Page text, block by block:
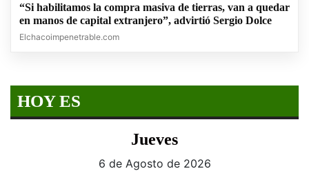
“Si habilitamos la compra masiva de tierras, van a quedar
en manos de capital extranjero”, advirtió Sergio Dolce
Elchacoimpenetrable.com
HOY ES
Jueves
6 de Agosto de 2026